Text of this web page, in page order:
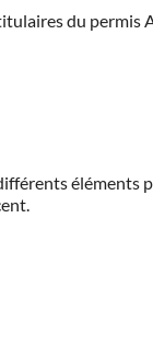
du permis
éléments